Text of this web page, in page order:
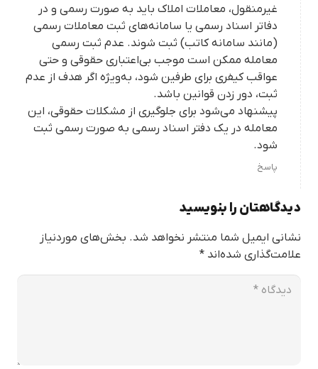
غیرمنقول، معاملات املاک باید به صورت رسمی و در
دفاتر اسناد رسمی یا سامانه‌های ثبت معاملات رسمی
(مانند سامانه کاتب) ثبت شوند. عدم ثبت رسمی
معامله ممکن است موجب بی‌اعتباری حقوقی و حتی
عواقب کیفری برای طرفین شود، به‌ویژه اگر هدف از عدم
ثبت، دور زدن قوانین باشد.
پیشنهاد می‌شود برای جلوگیری از مشکلات حقوقی، این
معامله در یک دفتر اسناد رسمی به صورت رسمی ثبت
شود.
پاسخ
دیدگاهتان را بنویسید
نشانی ایمیل شما منتشر نخواهد شد. بخش‌های موردنیاز
علامت‌گذاری شده‌اند *